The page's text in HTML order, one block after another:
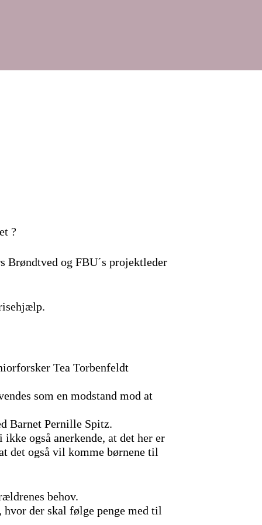
?
Brøndtved og FBU´s projektleder
Tea Torbenfeldt
som en modstand mod at
Barnet Pernille Spitz.
også anerkende, at det her er
det også vil komme børnene til
behov.
der skal følge penge med til